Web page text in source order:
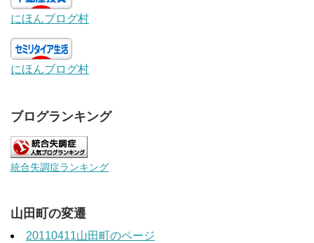
にほんブログ村
にほんブログ村
ブログランキング
統合失調症ランキング
山田町の変遷
20110411山田町のページ